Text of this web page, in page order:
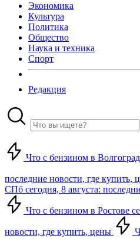
Экономика
Культура
Политика
Общество
Наука и техника
Спорт
Редакция
Что с бензином в
последние новости, где купить,
СПб сегодня, 8 августа:
Что с бензином в Ростове
новости, где купить, цены